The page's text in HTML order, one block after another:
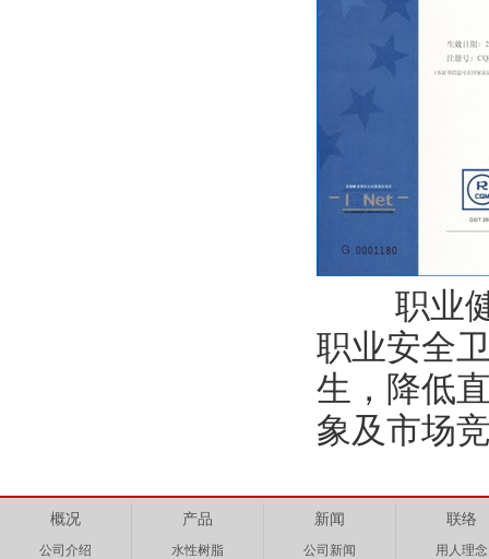
职业
职业安全
生，降低
象及市场
概况
公司介绍
产品
水性树脂
新闻
公司新闻
联络
用人理念